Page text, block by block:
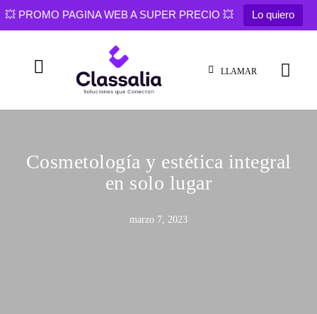
💥 PROMO PAGINA WEB A SUPER PRECIO 💥 Lo quiero
LLAMAR
Cosmetología y estética integral
en solo lugar
marzo 7, 2023